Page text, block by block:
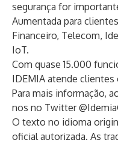
segurança for
Aumentada para
Financeiro, Telecom,
IoT.
Com quase 15.000
IDEMIA atende clientes
Para mais informação,
nos no Twitter
O texto no idioma
oficial autorizada. As